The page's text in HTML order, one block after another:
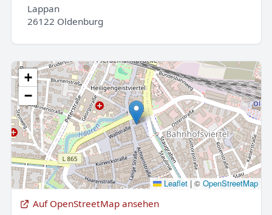
Lappan
26122 Oldenburg
+
−
Leaflet |© OpenStreetMap
Auf OpenStreetMap ansehen